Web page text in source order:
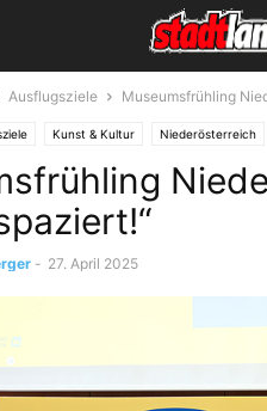
Ausflugsziele Museumsfrühling
Kunst & Kultur Niederösterreich
- 27. April 2025